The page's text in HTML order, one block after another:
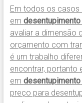
Em todos os casos
em desentupimento
avaliar a dimensão
orçamento com
é um trabalho
encontrar, portanto
em desentupimento
preço para